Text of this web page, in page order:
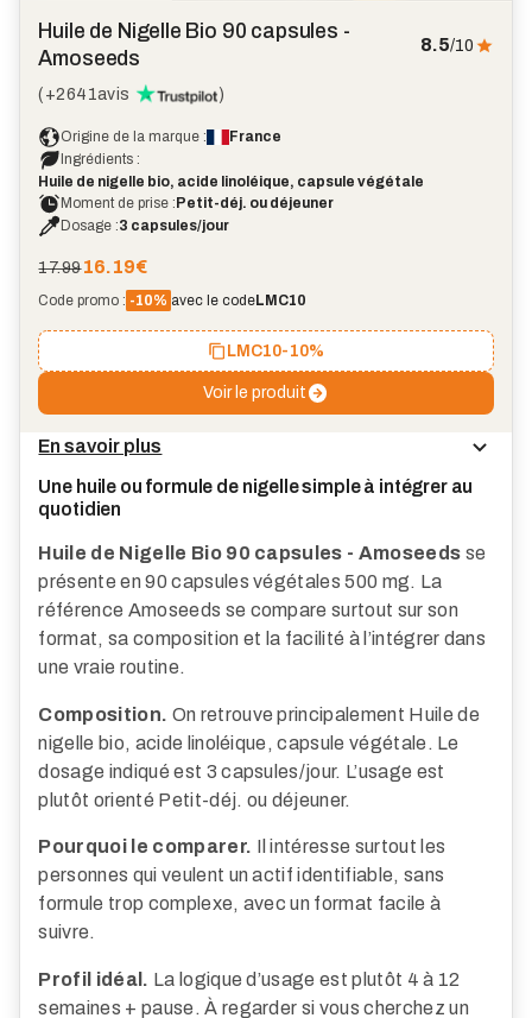
Huile de Nigelle Bio 90 capsules -
Amoseeds
8.5/10
( +2641avis )
Origine de la marque :
France
Ingrédients :
Huile de nigelle bio, acide linoléique, capsule végétale
Moment de prise : Petit-déj. ou déjeuner
Dosage :3 capsules/jour
17.9916.19€
Code promo : -10% avec le codeLMC10
LMC10-10%
Voir le produit
En savoir plus
Une huile ou formule de nigelle simple à intégrer au
quotidien
Huile de Nigelle Bio 90 capsules - Amoseeds se
présente en 90 capsules végétales 500 mg. La
référence Amoseeds se compare surtout sur son
format, sa composition et la facilité à l’intégrer dans
une vraie routine.
Composition. On retrouve principalement Huile de
nigelle bio, acide linoléique, capsule végétale. Le
dosage indiqué est 3 capsules/jour. L’usage est
plutôt orienté Petit-déj. ou déjeuner.
Pourquoi le comparer. Il intéresse surtout les
personnes qui veulent un actif identifiable, sans
formule trop complexe, avec un format facile à
suivre.
Profil idéal. La logique d’usage est plutôt 4 à 12
semaines + pause. À regarder si vous cherchez un